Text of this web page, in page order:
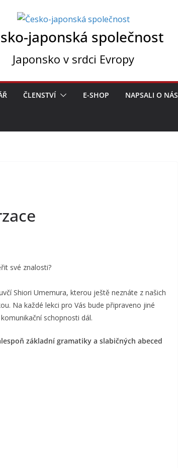
japonská společnost
Japonsko v srdci Evropy
ČLENSTVÍ E-SHOP NAPSALI O NÁS
své znalosti?
Shiori Umemura, kterou ještě neznáte z našich
Na každé lekci pro Vás bude připraveno jiné
schopnosti dál.
základní gramatiky a slabičných abeced